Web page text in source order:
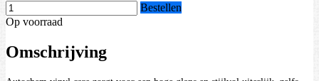
Bestellen
Op voorraad
Omschrijving